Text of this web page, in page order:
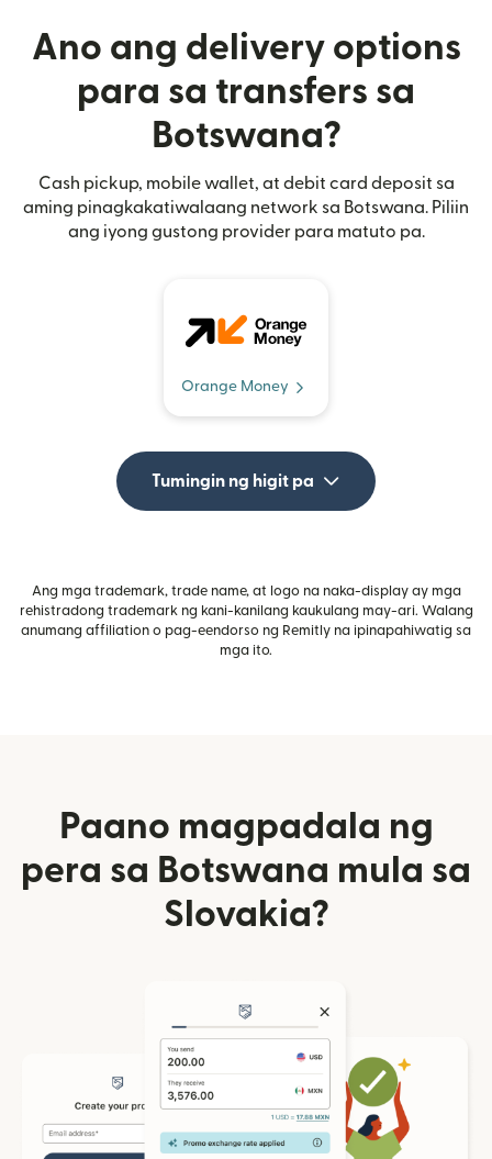
Ano ang delivery options
para sa transfers sa
Botswana?
Cash pickup, mobile wallet, at debit card deposit sa
aming pinagkakatiwalaang network sa Botswana. Piliin
ang iyong gustong provider para matuto pa.
Orange Money
Tumingin ng higit pa
Ang mga trademark, trade name, at logo na naka-display ay mga
rehistradong trademark ng kani-kanilang kaukulang may-ari. Walang
anumang affiliation o pag-eendorso ng Remitly na ipinapahiwatig sa
mga ito.
Paano magpadala ng
pera sa Botswana mula sa
Slovakia?